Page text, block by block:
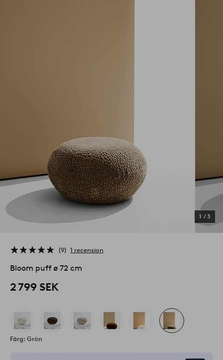
1 /3
9 1 recension
Bloom puff ø 72 cm
2 799 SEK
Färg: Grön